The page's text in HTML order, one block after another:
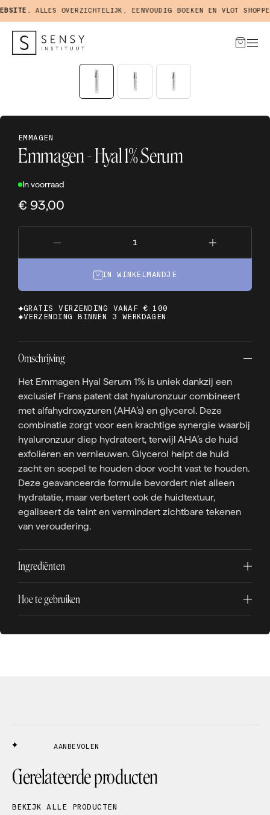
ALLES OVERZICHTELIJK, EENVOUDIG BOEKEN EN VLOT SHOPPEN
EMMAGEN
Emmagen - Hyal 1% Serum
In voorraad
€ 93,00
IN WINKELMANDJE
GRATIS VERZENDING VANAF € 100
VERZENDING BINNEN 3 WERKDAGEN
Omschrijving
Het Emmagen Hyal Serum 1% is uniek dankzij een
exclusief Frans patent dat hyaluronzuur combineert
met alfahydroxyzuren (AHA’s) en glycerol. Deze
combinatie zorgt voor een krachtige synergie waarbij
hyaluronzuur diep hydrateert, terwijl AHA’s de huid
exfoliëren en vernieuwen. Glycerol helpt de huid
zacht en soepel te houden door vocht vast te houden.
Deze geavanceerde formule bevordert niet alleen
hydratatie, maar verbetert ook de huidtextuur,
egaliseert de teint en vermindert zichtbare tekenen
van veroudering.
Ingrediënten
Hoe te gebruiken
AANBEVOLEN
Gerelateerde producten
BEKIJK ALLE PRODUCTEN